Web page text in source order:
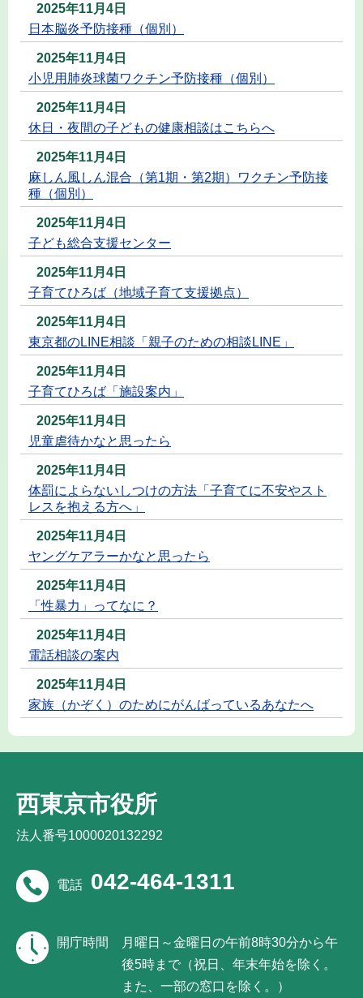
2025年11月4日
日本脳炎予防接種（個別）
2025年11月4日
小児用肺炎球菌ワクチン予防接種（個別）
2025年11月4日
休日・夜間の子どもの健康相談はこちらへ
2025年11月4日
麻しん風しん混合（第1期・第2期）ワクチン予防接
種（個別）
2025年11月4日
子ども総合支援センター
2025年11月4日
子育てひろば（地域子育て支援拠点）
2025年11月4日
東京都のLINE相談「親子のための相談LINE」
2025年11月4日
子育てひろば「施設案内」
2025年11月4日
児童虐待かなと思ったら
2025年11月4日
体罰によらないしつけの方法「子育てに不安やスト
レスを抱える方へ」
2025年11月4日
ヤングケアラーかなと思ったら
2025年11月4日
「性暴力」ってなに？
2025年11月4日
電話相談の案内
2025年11月4日
家族（かぞく）のためにがんばっているあなたへ
西東京市役所
法人番号1000020132292
電話 042-464-1311
開庁時間
月曜日～金曜日の午前8時30分から午
後5時まで（祝日、年末年始を除く。
また、一部の窓口を除く。）